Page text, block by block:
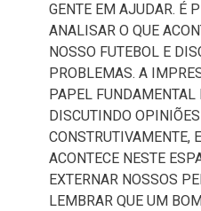
GENTE EM AJUDAR. É
ANALISAR O QUE
NOSSO FUTEBOL E
PROBLEMAS. A
PAPEL FUNDAMENTAL
DISCUTINDO
CONSTRUTIVAMENTE,
ACONTECE NESTE
EXTERNAR NOSSOS
LEMBRAR QUE UM